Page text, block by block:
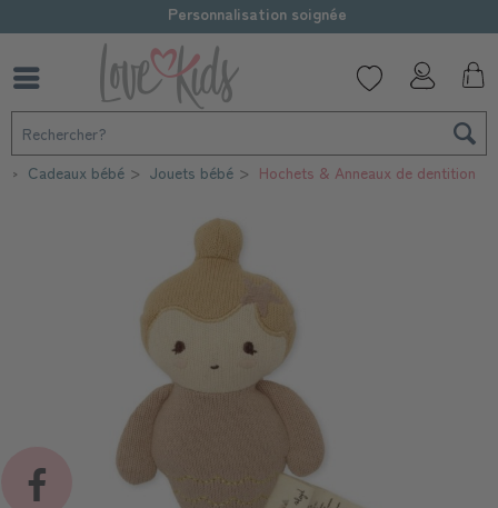
Personnalisation soignée
Cadeaux bébé Jouets bébé Hochets & Anneaux de dentition